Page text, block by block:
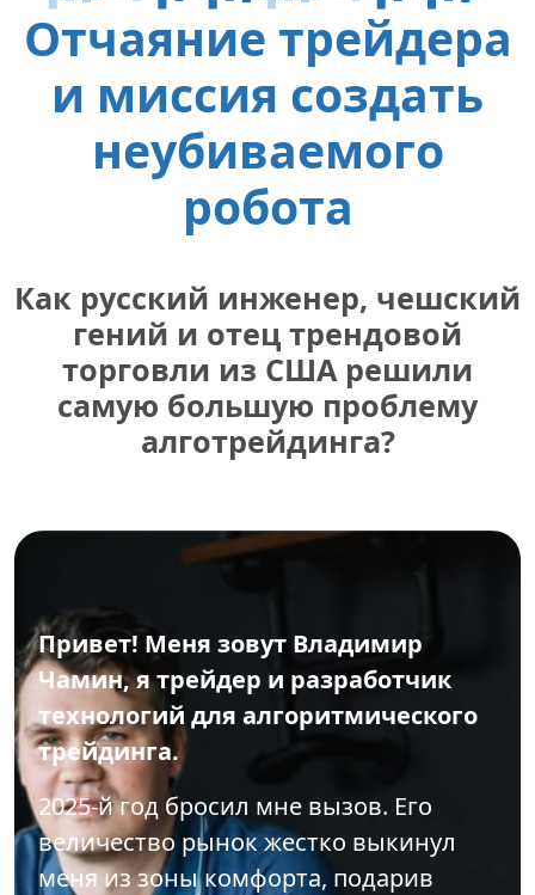
Отчаяние трейдера
и миссия создать
неубиваемого
робота
Как русский инженер, чешский
гений и отец трендовой
торговли из США решили
самую большую проблему
алготрейдинга?
Привет! Меня зовут Владимир
Чамин, я трейдер и разработчик
технологий для алгоритмического
трейдинга.
2025-й год бросил мне вызов. Его
величество рынок жестко выкинул
меня из зоны комфорта, подарив